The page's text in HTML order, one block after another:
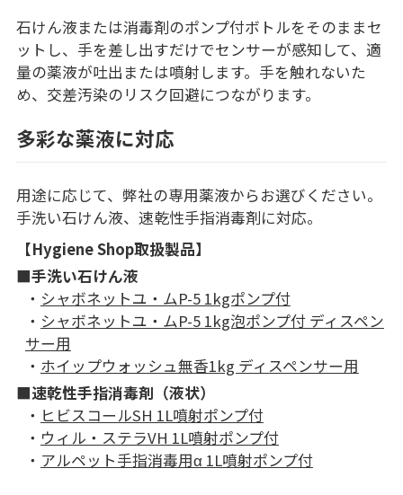
石けん液または消毒剤のポンプ付ボトルをそのままセ
ットし、手を差し出すだけでセンサーが感知して、適
量の薬液が吐出または噴射します。手を触れないた
め、交差汚染のリスク回避につながります。
多彩な薬液に対応
用途に応じて、弊社の専用薬液からお選びください。
手洗い石けん液、速乾性手指消毒剤に対応。
【Hygiene Shop取扱製品】
■手洗い石けん液
・ シャボネットユ・ムP-5 1kgポンプ付
・ シャボネットユ・ムP-5 1kg泡ポンプ付 ディスペン
サー用
・ ホイップウォッシュ無香1kg ディスペンサー用
■速乾性手指消毒剤（液状）
・ ヒビスコールSH 1L噴射ポンプ付
・ ウィル・ステラVH 1L噴射ポンプ付
・ アルペット手指消毒用α 1L噴射ポンプ付